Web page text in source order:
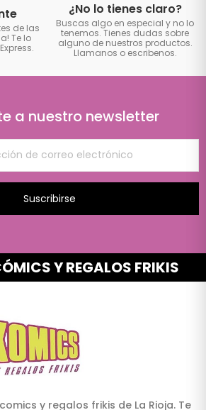
de las
Te lo
¿No lo tienes claro?
Buscas algo en especial y no lo
tenemos. Tienes dudas sobre
alguno de nuestros productos.
Llamanos o escribenos.
a nuestro newsletter
Suscribirse
Y REGALOS FRIKIS
y regalos frikis de La Rioja. Te